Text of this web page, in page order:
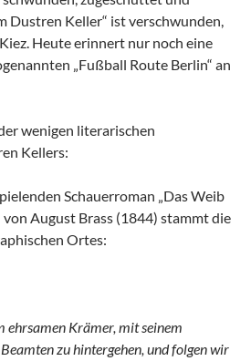
Dustren Keller“ ist verschwunden,
Heute erinnert nur noch eine
„Fußball Route Berlin“ an
wenigen literarischen
Kellers:
Schauerroman „Das Weib
August Brass (1844) stammt die
Ortes:
ehrsamen Krämer, mit seinem
zu hintergehen, und folgen wir